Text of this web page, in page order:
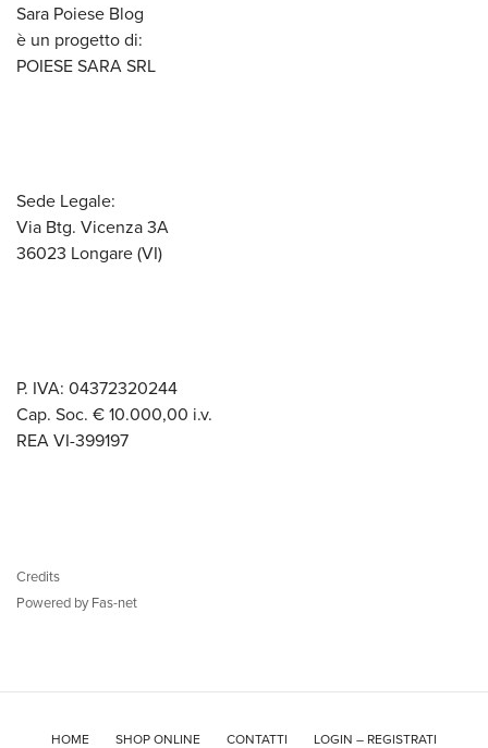
Sara Poiese Blog
è un progetto di:
POIESE SARA SRL
Sede Legale:
Via Btg. Vicenza 3A
36023 Longare (VI)
P. IVA: 04372320244
Cap. Soc. € 10.000,00 i.v.
REA VI-399197
Credits
Powered by Fas-net
HOME SHOP ONLINE CONTATTI LOGIN – REGISTRATI